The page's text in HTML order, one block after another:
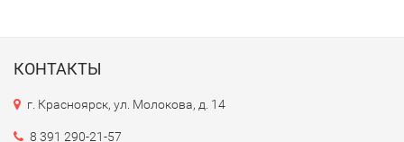
КОНТАКТЫ
г. Красноярск, ул. Молокова, д. 14
8 391 290-21-57